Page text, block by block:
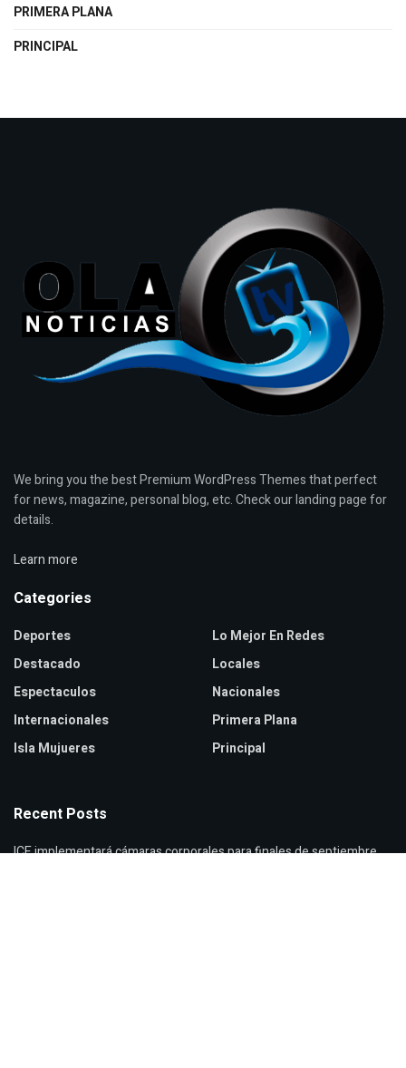
PRIMERA PLANA
PRINCIPAL
We bring you the best Premium WordPress Themes that perfect
for news, magazine, personal blog, etc. Check our landing page for
details.
Learn more
Categories
Deportes
Destacado
Espectaculos
Internacionales
Isla Mujueres
Lo Mejor En Redes
Locales
Nacionales
Primera Plana
Principal
Recent Posts
ICE implementará cámaras corporales para finales de septiembre